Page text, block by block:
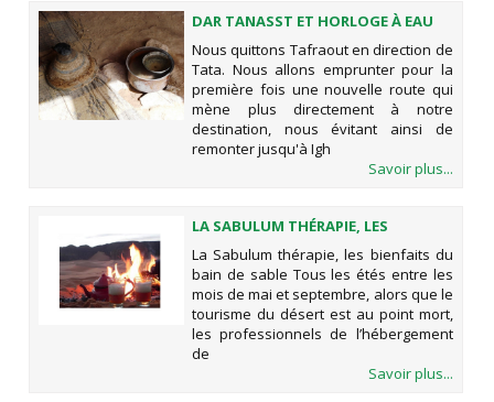
DAR TANASST ET HORLOGE À EAU
Nous quittons Tafraout en direction de
Tata. Nous allons emprunter pour la
première fois une nouvelle route qui
mène plus directement à notre
destination, nous évitant ainsi de
remonter jusqu'à Igh
Savoir plus...
LA SABULUM THÉRAPIE, LES
BIENFAITS DU BAIN DE SABLE
La Sabulum thérapie, les bienfaits du
bain de sable Tous les étés entre les
mois de mai et septembre, alors que le
tourisme du désert est au point mort,
les professionnels de l’hébergement
de
Savoir plus...